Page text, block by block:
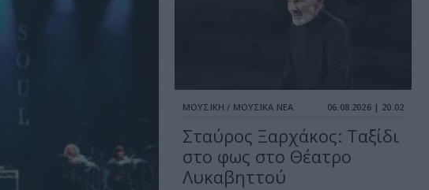
ΜΟΥΣΙΚΗ / ΜΟΥΣΙΚΑ ΝΕΑ 06.08.2026 | 20.02
Σταύρος Ξαρχάκος: Ταξίδι
στο φως στο Θέατρο
Λυκαβηττού